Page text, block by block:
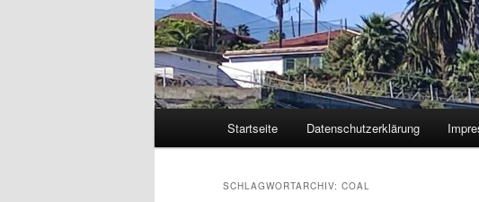
Zum
Zum
Startseite Datenschutzerklärung
SCHLAGWORTARCHIV: COAL